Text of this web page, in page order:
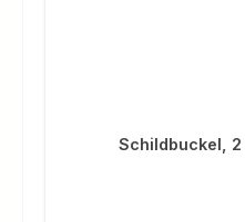
Schildbuckel, 2